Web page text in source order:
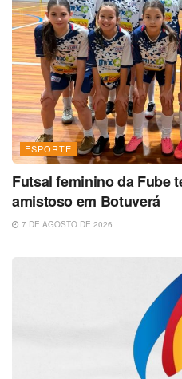
ESPORTE
Futsal feminino da Fube
amistoso em Botuverá
7 DE AGOSTO DE 2026